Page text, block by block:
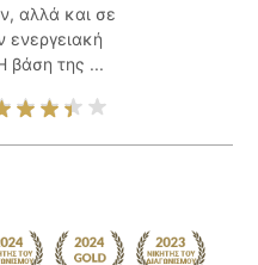
αλλά και σε
ενεργειακή
βάση της ...